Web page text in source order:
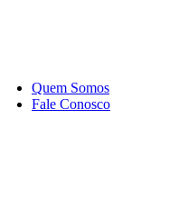
Quem Somos
Fale Conosco